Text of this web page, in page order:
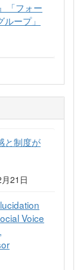
「フォー
ープ」
と制度が
21日
Voice